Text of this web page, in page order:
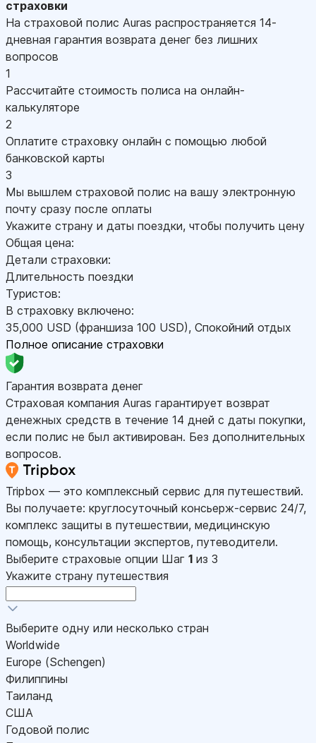
страховки
На страховой полис Auras распространяется 14-
дневная гарантия возврата денег без лишних
вопросов
1
Рассчитайте стоимость полиса на онлайн-
калькуляторе
2
Оплатите страховку онлайн с помощью любой
банковской карты
3
Мы вышлем страховой полис на вашу электронную
почту сразу после оплаты
Укажите страну и даты поездки, чтобы получить цену
Общая цена:
Детали страховки:
Длительность поездки
Туристов:
В страховку включено:
35,000 USD (франшиза 100 USD), Спокойний отдых
Полное описание страховки
Гарантия возврата денег
Страховая компания Auras гарантирует возврат
денежных средств в течение 14 дней с даты покупки,
если полис не был активирован. Без дополнительных
вопросов.
Tripbox — это комплексный сервис для путешествий.
Вы получаете: круглосуточный консьерж-сервис 24/7,
комплекс защиты в путешествии, медицинскую
помощь, консультации экспертов, путеводители.
Выберите страховые опции Шаг 1 из 3
Укажите страну путешествия
Выберите одну или несколько стран
Worldwide
Europe (Schengen)
Филиппины
Таиланд
США
Годовой полис